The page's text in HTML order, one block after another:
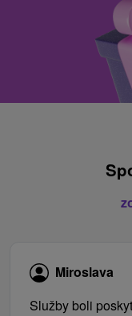
Miroslava
Služby boli